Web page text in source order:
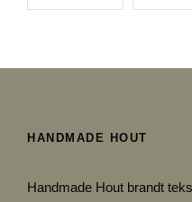
HANDMADE HOUT
Handmade Hout brandt